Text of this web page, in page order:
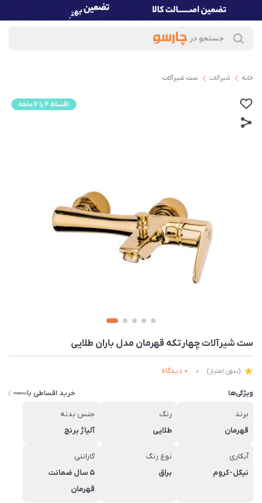
خانه شیرآلات ست شیرآلات
ست شیرآلات چهارتکه قهرمان مدل باران طلایی
(بدون امتیاز) 0 دیدگاه
ویژگی‌ها خرید اقساطی با
برند
قهرمان
رنگ
طلایی
جنس بدنه
آلیاژ برنج
آبکاری
نیکل-کروم
نوع رنگ
براق
گارانتی
5 سال ضمانت
قهرمان